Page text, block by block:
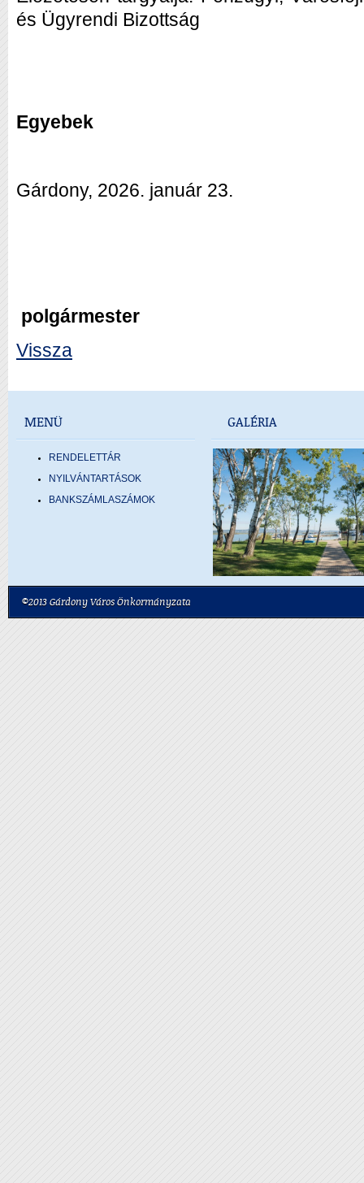
és Ügyrendi Bizottság
Egyebek
Gárdony, 2026. január 23.
polgármester
Vissza
MENÜ
RENDELETTÁR
NYILVÁNTARTÁSOK
BANKSZÁMLASZÁMOK
GALÉRIA
©2013 Gárdony Város Önkormányzata